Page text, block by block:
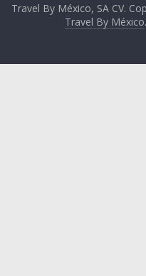
Travel By México, SA CV.
Travel By México